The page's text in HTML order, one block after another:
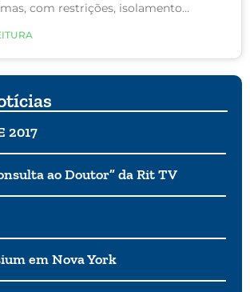
com restrições, isolamento
enfim, notícia ruim seguida de
tudo isso, não é de se admirar
global seja a tempestade
depressão situacional. Mas, ao
clínica, esse tipo de tristeza
por um evento
estressante ou por uma mudança na
2017
ao Doutor” da Rit TV
em Nova York